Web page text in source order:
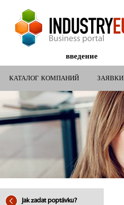
введение
КАТАЛОГ КОМПАНИЙ ЗАЯВКИ
СУБСИДИИ ДЛЯ КОМПАНИЙ
Jak zadat poptávku?